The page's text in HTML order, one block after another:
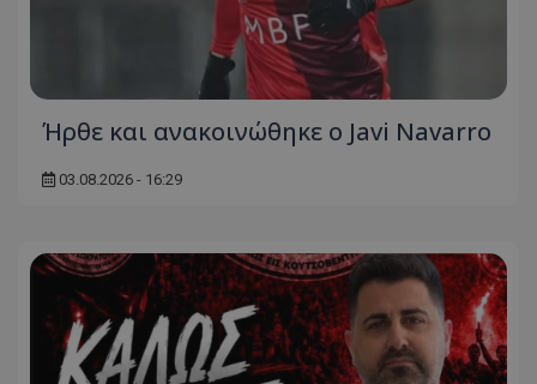
Ήρθε και ανακοινώθηκε ο Javi Navarro
03.08.2026 - 16:29